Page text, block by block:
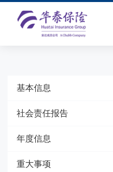
基本信息
社会责任报告
年度信息
重大事项